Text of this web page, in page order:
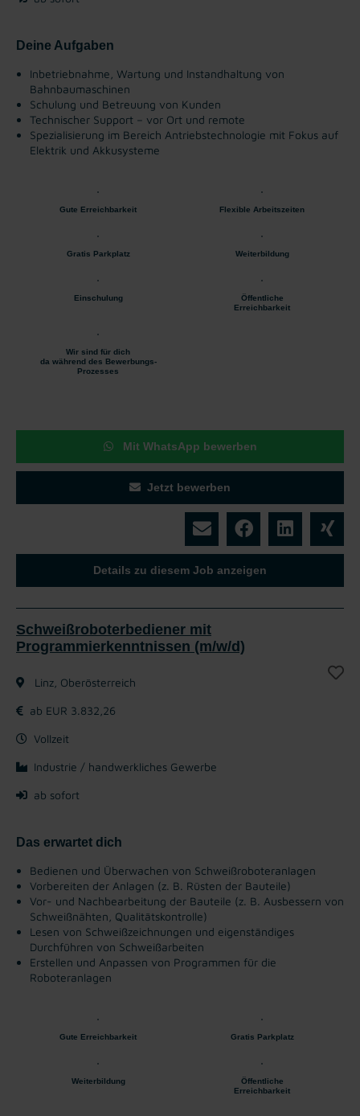
Deine Aufgaben
Inbetriebnahme, Wartung und Instandhaltung von
Bahnbaumaschinen
Schulung und Betreuung von Kunden
Technischer Support – vor Ort und remote
Spezialisierung im Bereich Antriebstechnologie mit Fokus auf
Elektrik und Akkusysteme
Gute Erreichbarkeit Flexible Arbeitszeiten
Gratis Parkplatz Weiterbildung
Einschulung
Öffentliche
Erreichbarkeit
Wir sind für dich
da während des Bewerbungs-
Prozesses
Mit WhatsApp bewerben
Jetzt bewerben
Details zu diesem Job anzeigen
Schweißroboterbediener mit
Programmierkenntnissen (m/w/d)
Linz, Oberösterreich
ab EUR 3.832,26
Vollzeit
Industrie / handwerkliches Gewerbe
ab sofort
Das erwartet dich
Bedienen und Überwachen von Schweißroboteranlagen
Vorbereiten der Anlagen (z. B. Rüsten der Bauteile)
Vor- und Nachbearbeitung der Bauteile (z. B. Ausbessern von
Schweißnähten, Qualitätskontrolle)
Lesen von Schweißzeichnungen und eigenständiges
Durchführen von Schweißarbeiten
Erstellen und Anpassen von Programmen für die
Roboteranlagen
Gute Erreichbarkeit Gratis Parkplatz
Weiterbildung
Öffentliche
Erreichbarkeit